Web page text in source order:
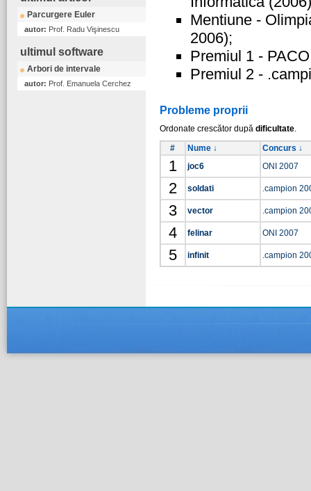
Parcurgere Euler
autor: Prof. Radu Vişinescu
ultimul software
Arbori de intervale
autor: Prof. Emanuela Cerchez
Mentiune -
2006);
Premiul 1 -
Premiul 2 -
Probleme proprii
Ordonate crescător după dificultate.
#
Nume ↓ Concurs ↓
1 joc6 ONI 2007
2 soldati .campion
3 vector .campion
4 felinar ONI 2007
5 infinit .campion